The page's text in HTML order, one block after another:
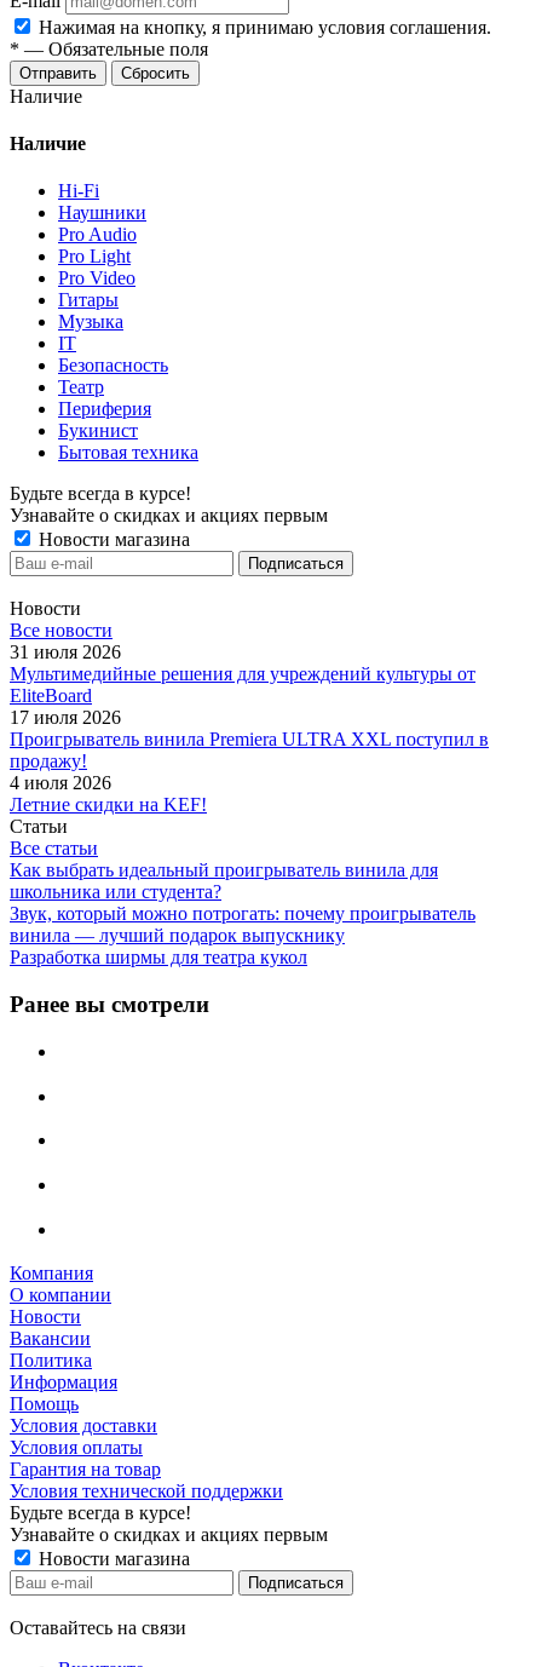
Нажимая на кнопку, я принимаю условия соглашения.
* — Обязательные поля
Отправить Сбросить
Наличие
Наличие
Hi-Fi
Наушники
Pro Audio
Pro Light
Pro Video
Гитары
Музыка
IT
Безопасность
Театр
Периферия
Букинист
Бытовая техника
Будьте всегда в курсе!
Узнавайте о скидках и акциях первым
Новости магазина
Новости
Все новости
31 июля 2026
Мультимедийные решения для учреждений культуры от
EliteBoard
17 июля 2026
Проигрыватель винила Premiera ULTRA XXL поступил в
продажу!
4 июля 2026
Летние скидки на KEF!
Статьи
Все статьи
Как выбрать идеальный проигрыватель винила для
школьника или студента?
Звук, который можно потрогать: почему проигрыватель
винила — лучший подарок выпускнику
Разработка ширмы для театра кукол
Ранее вы смотрели
Компания
О компании
Новости
Вакансии
Политика
Информация
Помощь
Условия доставки
Условия оплаты
Гарантия на товар
Условия технической поддержки
Будьте всегда в курсе!
Узнавайте о скидках и акциях первым
Новости магазина
Оставайтесь на связи